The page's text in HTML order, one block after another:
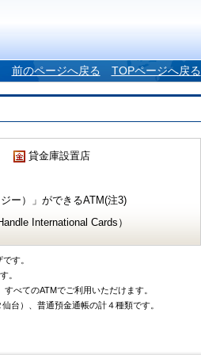
前のページへ戻る TOPページへ戻る
貸金庫設置店
ー）」ができるATM(注3)
International Cards）
す。
。
べてのATMでご利用いただけます。
台）、普通預金通帳の計４種類です。